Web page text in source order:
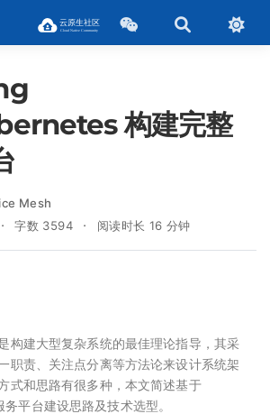
构建完整
Mesh
字数 3594 阅读时长 16 分钟
构建大型复杂系统的最佳理论指导，其采
职责、关注点分离等方法论来设计系统架
式和思路有很多种，本文简述基于
平台建设思路及技术选型。